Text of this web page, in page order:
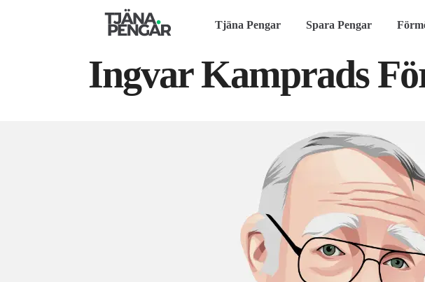
Tjäna Pengar Spara Pengar
Ingvar Kamprads